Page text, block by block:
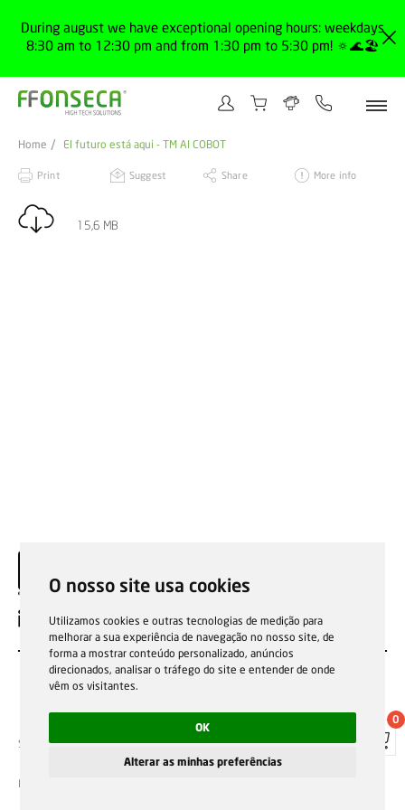
O nosso site usa cookies
Utilizamos cookies e outras tecnologias de medição para
melhorar a sua experiência de navegação no nosso site, de
forma a mostrar conteúdo personalizado, anúncios
direcionados, analisar o tráfego do site e entender de onde
vêm os visitantes.
OK
Alterar as minhas preferências
During august we have exceptional opening hours: weekdays
8:30 am to 12:30 pm and from 1:30 pm to 5:30 pm! 🔅🌊🏖️
Home El futuro está aqui - TM AI COBOT
Print Suggest Share More info
15,6 MB
EN
Sale general conditions
Garantias, reparações e devoluções
Privacy Policy Reporting channel
F.Fonseca © All rights reserved.
0